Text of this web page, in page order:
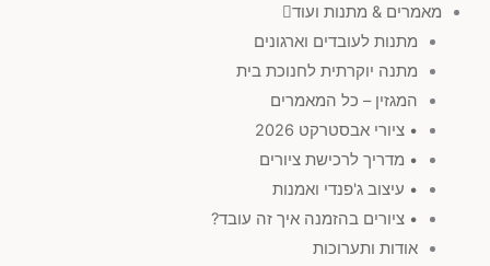
מאמרים & מתנות ועוד
מתנות לעובדים וארגונים
מתנה יוקרתית לחנוכת בית
המגזין – כל המאמרים
• ציורי אבסטרקט 2026
• מדריך לרכישת ציורים
• עיצוב ג'פנדי ואמנות
• ציורים בהזמנה איך זה עובד?
אודות ותערוכות